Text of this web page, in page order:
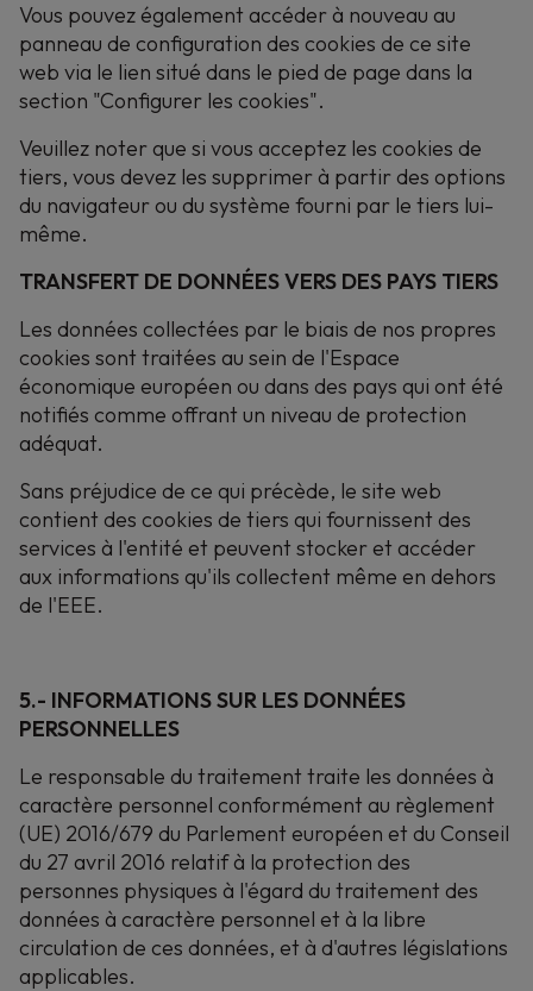
Vous pouvez également accéder à nouveau au
panneau de configuration des cookies de ce site
web via le lien situé dans le pied de page dans la
section "Configurer les cookies".
Veuillez noter que si vous acceptez les cookies de
tiers, vous devez les supprimer à partir des options
du navigateur ou du système fourni par le tiers lui-
même.
TRANSFERT DE DONNÉES VERS DES PAYS TIERS
Les données collectées par le biais de nos propres
cookies sont traitées au sein de l'Espace
économique européen ou dans des pays qui ont été
notifiés comme offrant un niveau de protection
adéquat.
Sans préjudice de ce qui précède, le site web
contient des cookies de tiers qui fournissent des
services à l'entité et peuvent stocker et accéder
aux informations qu'ils collectent même en dehors
de l'EEE.
5.- INFORMATIONS SUR LES DONNÉES
PERSONNELLES
Le responsable du traitement traite les données à
caractère personnel conformément au règlement
(UE) 2016/679 du Parlement européen et du Conseil
du 27 avril 2016 relatif à la protection des
personnes physiques à l'égard du traitement des
données à caractère personnel et à la libre
circulation de ces données, et à d'autres législations
applicables.